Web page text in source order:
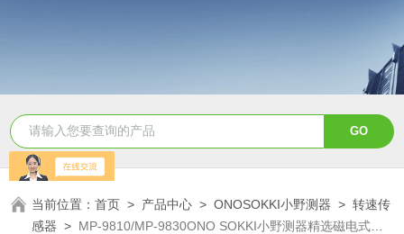
当前位置：首页 > 产品中心 >ONOSOKKI小野测器 >转速传
感器 > MP-9810/MP-9830ONO SOKKI小野测器精选磁电式转